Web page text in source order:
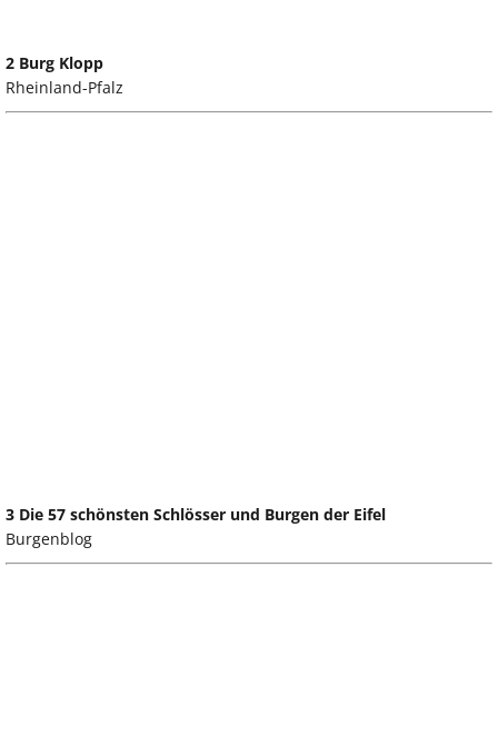
2 Burg Klopp
Rheinland-Pfalz
3 Die 57 schönsten Schlösser und Burgen der Eifel
Burgenblog